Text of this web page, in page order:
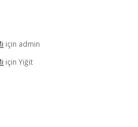
için admin
için Yiğit